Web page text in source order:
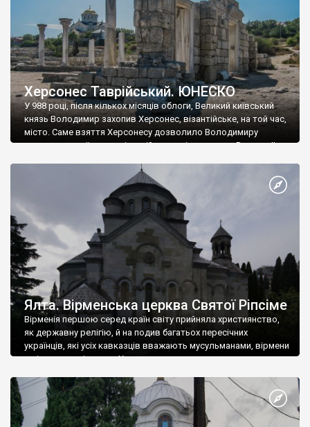
Херсонес Таврійський. ЮНЕСКО
У 988 році, після кількох місяців облоги, Великий київський
князь Володимир захопив Херсонес, візантійське, на той час,
місто. Саме взяття Херсонесу дозволило Володимиру
диктувати свої умови візантійському імператору Василю ІІ, та
Херсонесі Володимир-язичник, став Василем-християнином.
А потім було Хрещення Русі. На честь Херсонесу Таврійського
Ялта. Вірменська церква Святої Ріпсіме
Вірменія першою серед країн світу прийняла християнство,
як державну релігію, й на подив багатьох пересічних
українців, які усіх кавказців вважають мусульманами, вірмени
є відданими вірянами Христа